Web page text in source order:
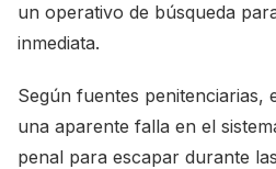
un operativo de búsqueda
inmediata.
Según fuentes penitenciarias,
una aparente falla en el
penal para escapar durante